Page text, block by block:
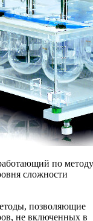
по
сложности
позволяющие
не включенных в